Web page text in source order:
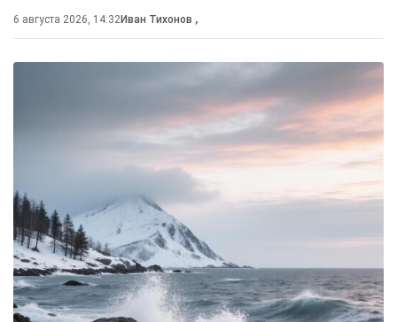
6 августа 2026, 14:32Иван Тихонов ,